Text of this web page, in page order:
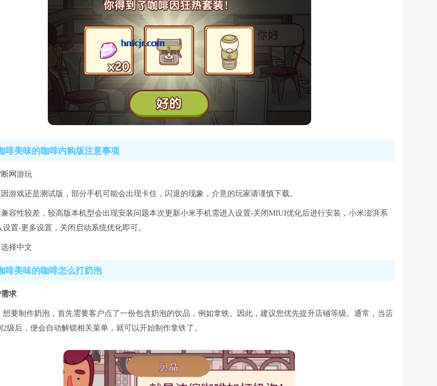
啡美味的咖啡内购版注意事项
网游玩
游戏还是测试版，部分手机可能会出现卡住，闪退的现象，介意的玩家请谨慎下载。
容性较差，较高版本机型会出现安装问题本次更新小米手机需进入设置-关闭MIUI优化后进行安装，小米澎湃系
置-更多设置，关闭启动系统优化即可。
择中文
啡美味的咖啡怎么打奶泡
求
想要制作奶泡，首先需要客户点了一份包含奶泡的饮品，例如拿铁。因此，建议您优先提升店铺等级。通常，当店
2级后，便会自动解锁相关菜单，就可以开始制作拿铁了。